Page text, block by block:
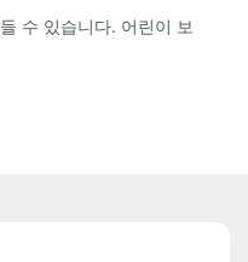
수 있습니다. 어린이 보